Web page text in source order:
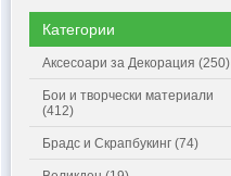
Категории
Аксесоари за Декорация (250)
Бои и творчески материали
(412)
Брадс и Скрапбукинг (74)